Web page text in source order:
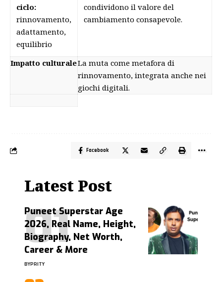
ciclo:
rinnovamento,
adattamento,
equilibrio
condividono il valore del
cambiamento consapevole.
Impatto culturaleLa muta come metafora di
rinnovamento, integrata anche nei
giochi digitali.
Facebook
Latest Post
Puneet Superstar Age
2026, Real Name, Height,
Biography, Net Worth,
Career & More
BYPRITY